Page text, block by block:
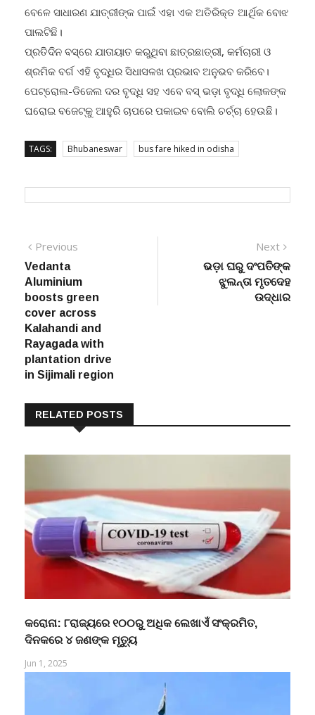
ବେଳେ ସାଧାରଣ ଯାତ୍ରୀଙ୍କ ପାଇଁ ଏହା ଏକ ଅତିରିକ୍ତ ଆର୍ଥିକ ବୋଝ
ପାଲଟିଛି।
ପ୍ରତିଦିନ ବସ୍‌ରେ ଯାତାୟାତ କରୁଥିବା ଛାତ୍ରଛାତ୍ରୀ, କର୍ମଚାରୀ ଓ
ଶ୍ରମିକ ବର୍ଗ ଏହି ବୃଦ୍ଧିର ସିଧାସଳଖ ପ୍ରଭାବ ଅନୁଭବ କରିବେ।
ପେଟ୍ରୋଲ-ଡିଜେଲ ଦର ବୃଦ୍ଧି ସହ ଏବେ ବସ୍ ଭଡ଼ା ବୃଦ୍ଧି ଲୋକଙ୍କ
ଘରୋଇ ବଜେଟ୍‌କୁ ଆହୁରି ଚାପରେ ପକାଇବ ବୋଲି ଚର୍ଚ୍ଚା ହେଉଛି।
TAGS: Bhubaneswar bus fare hiked in odisha
Post
navigation
Previous
Vedanta
Aluminium
boosts green
cover across
Kalahandi and
Rayagada with
plantation drive
in Sijimali region
Next
post:
ଭଡ଼ା ଘରୁ ଦଂପତିଙ୍କ
ଝୁଲନ୍ତା ମୃତଦେହ
ଉଦ୍ଧାର
RELATED POSTS
କରୋନା: ୮ରାଜ୍ୟରେ ୧୦୦ରୁ ଅଧିକ ଲେଖାଏଁ ସଂକ୍ରମିତ,
ଦିନକରେ ୪ ଜଣଙ୍କ ମୃତ୍ୟୁ
Jun 1, 2025